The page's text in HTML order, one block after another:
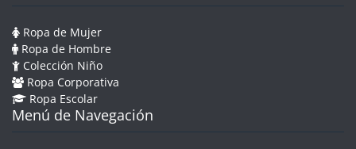
Ropa de Mujer
Ropa de Hombre
Colección Niño
Ropa Corporativa
Ropa Escolar
Menú de Navegación